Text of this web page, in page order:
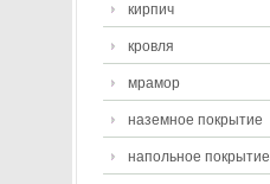
кирпич
кровля
мрамор
наземное покрытие
напольное покрытие